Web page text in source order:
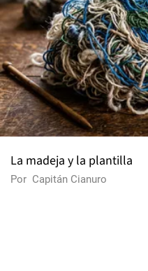
La madeja y la plantilla
Por Capitán Cianuro